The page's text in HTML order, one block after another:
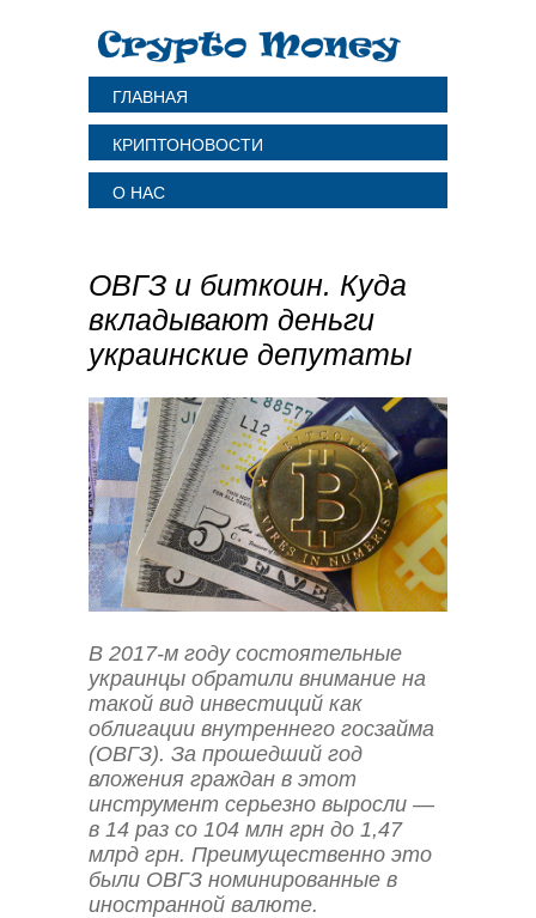
ГЛАВНАЯ
КРИПТОНОВОСТИ
О НАС
ОВГЗ и биткоин. Куда
вкладывают деньги
украинские депутаты
В 2017-м году состоятельные
украинцы обратили внимание на
такой вид инвестиций как
облигации внутреннего госзайма
(ОВГЗ). За прошедший год
вложения граждан в этот
инструмент серьезно выросли —
в 14 раз со 104 млн грн до 1,47
млрд грн. Преимущественно это
были ОВГЗ номинированные в
иностранной валюте.